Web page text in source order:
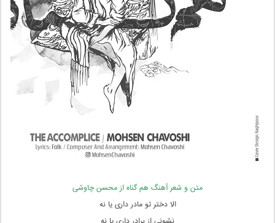
متن و شعر آهنگ هم گناه از محسن چاوشی
الا دختر تو مادر داری یا نه